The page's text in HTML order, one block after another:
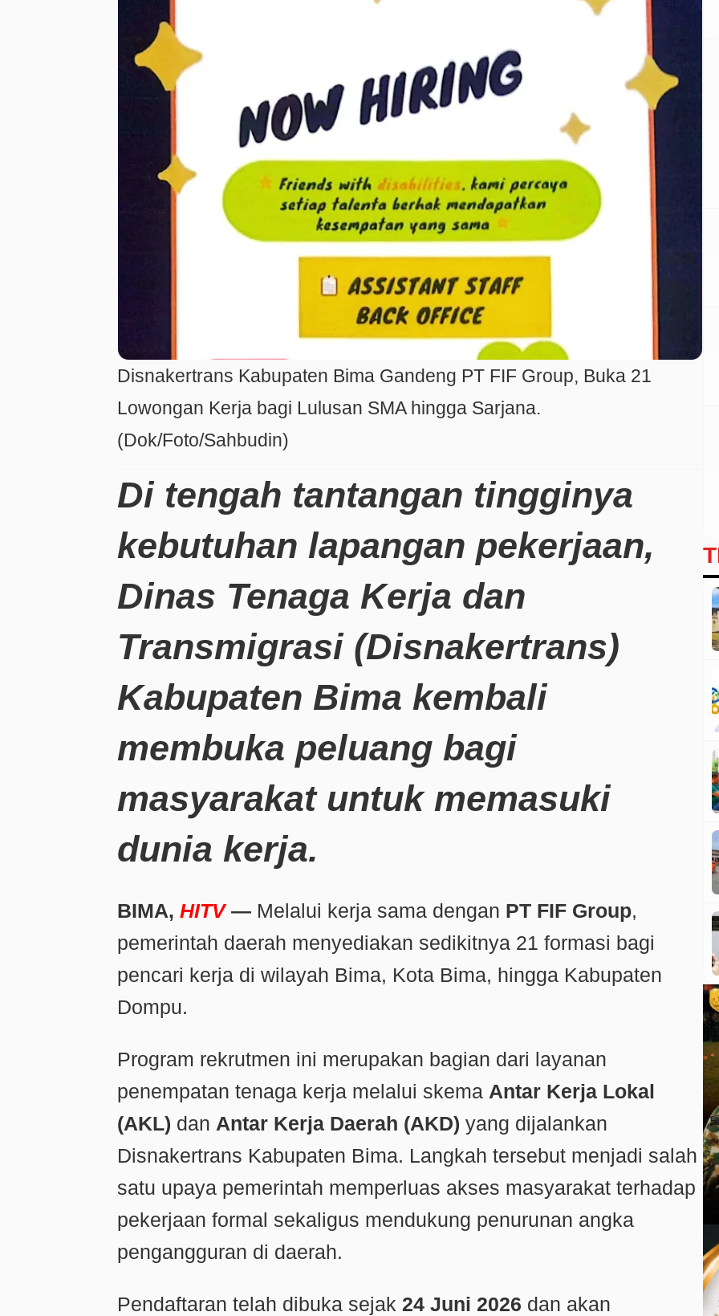
Disnakertrans Kabupaten Bima Gandeng PT FIF Group, Buka 21
Lowongan Kerja bagi Lulusan SMA hingga Sarjana.
(Dok/Foto/Sahbudin)
Di tengah tantangan tingginya
kebutuhan lapangan pekerjaan,
Dinas Tenaga Kerja dan
Transmigrasi (Disnakertrans)
Kabupaten Bima kembali
membuka peluang bagi
masyarakat untuk memasuki
dunia kerja.
BIMA, HITV— Melalui kerja sama dengan PT FIF Group,
pemerintah daerah menyediakan sedikitnya 21 formasi bagi
pencari kerja di wilayah Bima, Kota Bima, hingga Kabupaten
Dompu.
Program rekrutmen ini merupakan bagian dari layanan
penempatan tenaga kerja melalui skema Antar Kerja Lokal
(AKL) dan Antar Kerja Daerah (AKD) yang dijalankan
Disnakertrans Kabupaten Bima. Langkah tersebut menjadi salah
satu upaya pemerintah memperluas akses masyarakat terhadap
pekerjaan formal sekaligus mendukung penurunan angka
pengangguran di daerah.
Pendaftaran telah dibuka sejak 24 Juni 2026 dan akan